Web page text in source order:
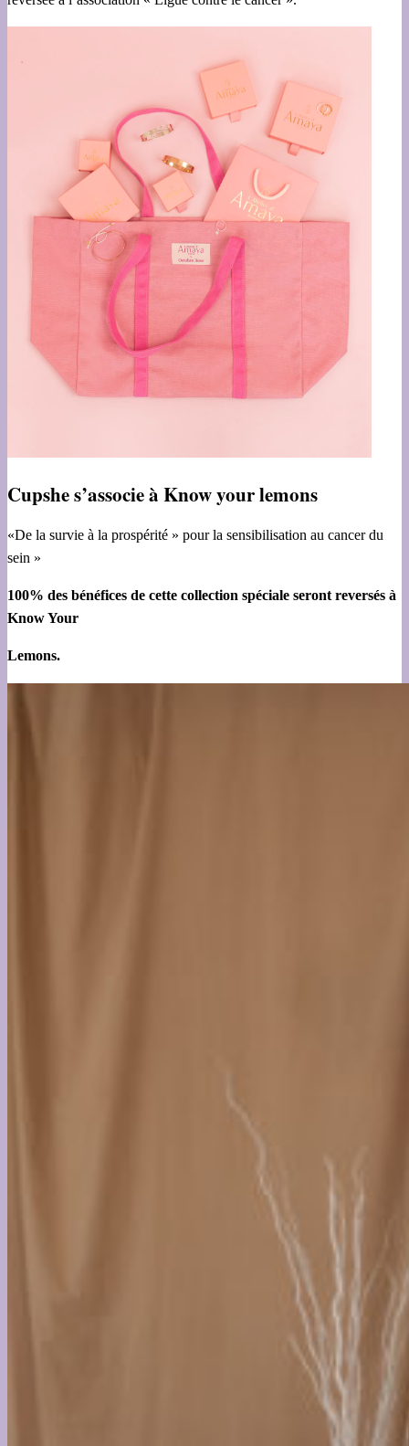
Cupshe s’associe à Know your lemons
«De la survie à la prospérité » pour la sensibilisation au cancer du
sein »
100% des bénéfices de cette collection spéciale seront reversés à
Know Your
Lemons.